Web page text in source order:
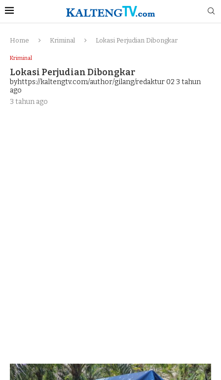
Home Kriminal Lokasi Perjudian Dibongkar
Kriminal
Lokasi Perjudian Dibongkar
byhttps://kaltengtv.com/author/gilang/redaktur 02 3 tahun
ago
3 tahun ago